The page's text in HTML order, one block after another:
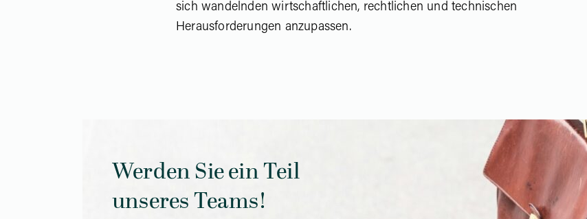
sich wandelnden wirtschaftlichen, rechtlichen und technischen
Herausforderungen anzupassen.
Werden Sie ein Teil
unseres Teams!